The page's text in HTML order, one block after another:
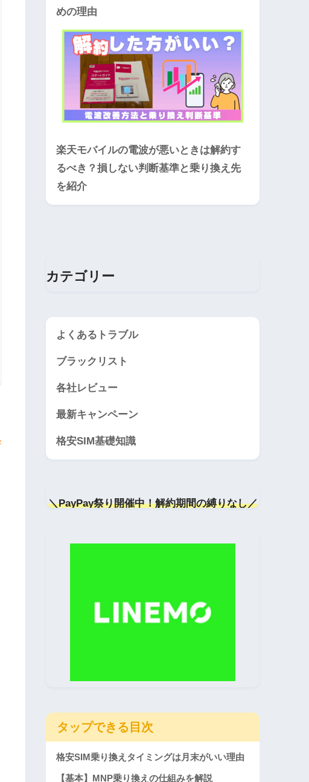
めの理由
楽天モバイルの電波が悪いときは解約す
るべき？損しない判断基準と乗り換え先
を紹介
カテゴリー
よくあるトラブル
ブラックリスト
各社レビュー
最新キャンペーン
格安SIM基礎知識
＼PayPay祭り開催中！解約期間の縛りなし／
タップできる目次
格安SIM乗り換えタイミングは月末がいい理由
【基本】MNP乗り換えの仕組みを解説